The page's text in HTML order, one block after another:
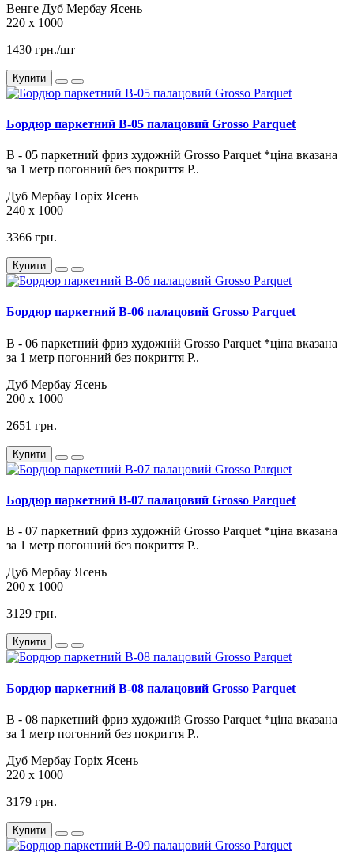
Венге Дуб Мербау Ясень
220 х 1000
1430 грн./шт
Купити
Бордюр паркетний B-05 палацовий Grosso Parquet
В - 05 паркетний фриз художній Grosso Parquet *ціна вказана
за 1 метр погонний без покриття Р..
Дуб Мербау Горіх Ясень
240 х 1000
3366 грн.
Купити
Бордюр паркетний B-06 палацовий Grosso Parquet
В - 06 паркетний фриз художній Grosso Parquet *ціна вказана
за 1 метр погонний без покриття Р..
Дуб Мербау Ясень
200 х 1000
2651 грн.
Купити
Бордюр паркетний B-07 палацовий Grosso Parquet
В - 07 паркетний фриз художній Grosso Parquet *ціна вказана
за 1 метр погонний без покриття Р..
Дуб Мербау Ясень
200 х 1000
3129 грн.
Купити
Бордюр паркетний B-08 палацовий Grosso Parquet
В - 08 паркетний фриз художній Grosso Parquet *ціна вказана
за 1 метр погонний без покриття Р..
Дуб Мербау Горіх Ясень
220 х 1000
3179 грн.
Купити